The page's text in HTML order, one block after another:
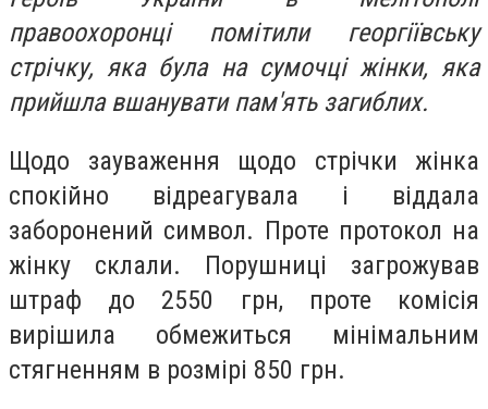
правоохоронці помітили георгіївську
стрічку, яка була на сумочці жінки, яка
прийшла вшанувати пам'ять загиблих.
Щодо зауваження щодо стрічки жінка
спокійно відреагувала і віддала
заборонений символ. Проте протокол на
жінку склали. Порушниці загрожував
штраф до 2550 грн, проте комісія
вирішила обмежиться мінімальним
стягненням в розмірі 850 грн.